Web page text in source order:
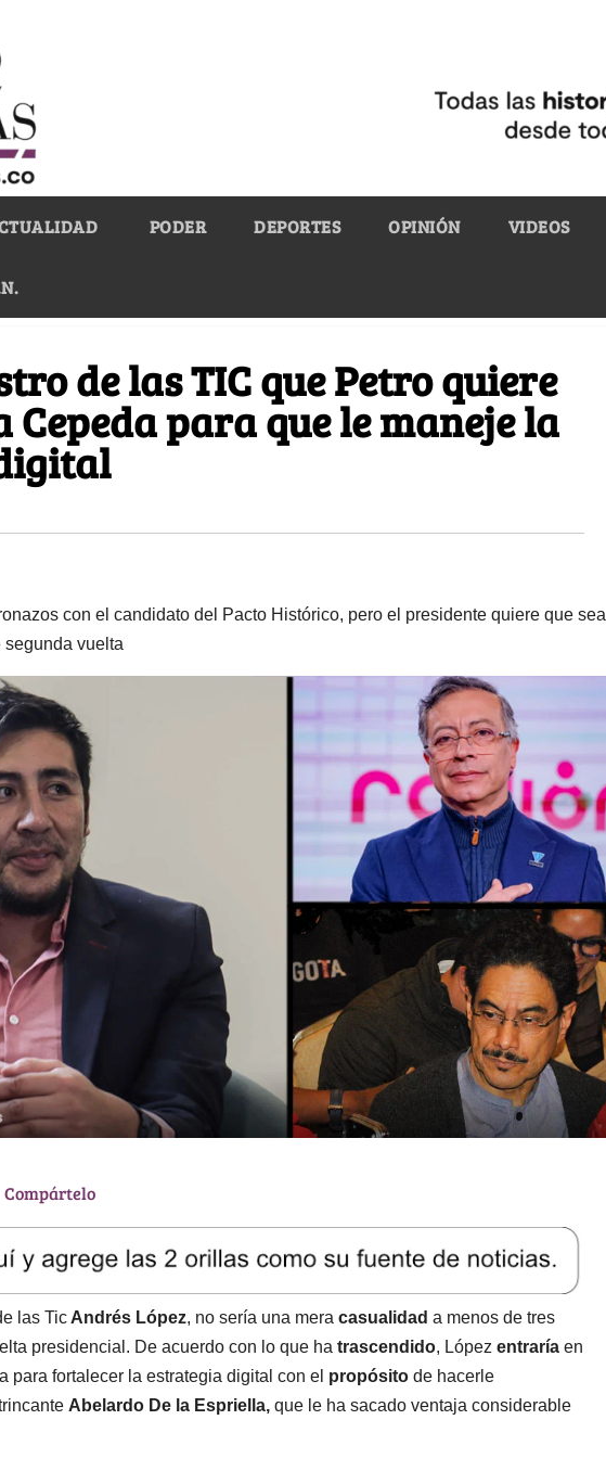
PODER DEPORTES OPINIÓN VIDEOS
de las TIC que Petro quiere
Cepeda para que le maneje la
con el candidato del Pacto Histórico, pero el presidente quiere que sea
segunda vuelta
TCompártelo
las TicAndrés López, no sería una mera casualidad a menos de tres
presidencial. De acuerdo con lo que ha trascendido, López entraría en
para fortalecer la estrategia digital con el propósito de hacerle
Abelardo De la Espriella, que le ha sacado ventaja considerable